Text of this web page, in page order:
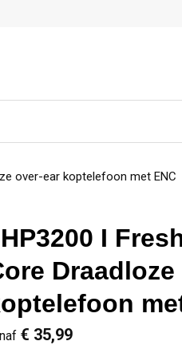
over-ear koptelefoon met ENC
I
€ 35,99